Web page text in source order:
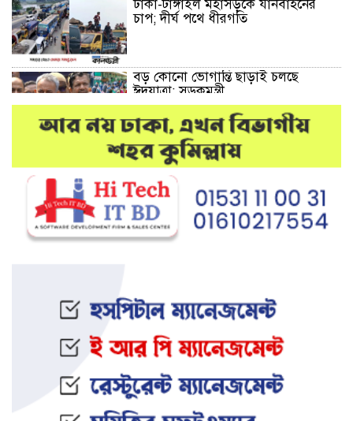
ঢাকা-টাঙ্গাইল মহাসড়কে যানবাহনের
চাপ; দীর্ঘ পথে ধীরগতি
বড় কোনো ভোগান্তি ছাড়াই চলছে
ঈদযাত্রা: সড়কমন্ত্রী
মেলান্দহে উপবৃত্তি কেলেঙ্কারি:
অভিভাবকের জায়গায় শিক্ষকের ব্যাংক
হিসাব
দেশে আবারও উদ্ধার হলো ভয়ংকর
মাদক: ক্রিস্টাল মেথ ও এলএসডি
ইফতার অনুষ্ঠানকে কেন্দ্র করে বিএনপি–
জামায়াত সংঘর্ষ: আহত ৮
তিনজনের মৃত্যুদণ্ড